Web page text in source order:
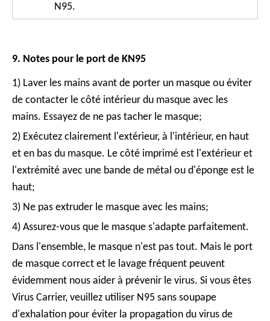
N95.
9. Notes pour le port de KN95
1) Laver les mains avant de porter un masque ou éviter
de contacter le côté intérieur du masque avec les
mains. Essayez de ne pas tacher le masque;
2) Exécutez clairement l'extérieur, à l'intérieur, en haut
et en bas du masque. Le côté imprimé est l'extérieur et
l'extrémité avec une bande de métal ou d'éponge est le
haut;
3) Ne pas extruder le masque avec les mains;
4) Assurez-vous que le masque s'adapte parfaitement.
Dans l'ensemble, le masque n'est pas tout. Mais le port
de masque correct et le lavage fréquent peuvent
évidemment nous aider à prévenir le virus. Si vous êtes
Virus Carrier, veuillez utiliser N95 sans soupape
d'exhalation pour éviter la propagation du virus de